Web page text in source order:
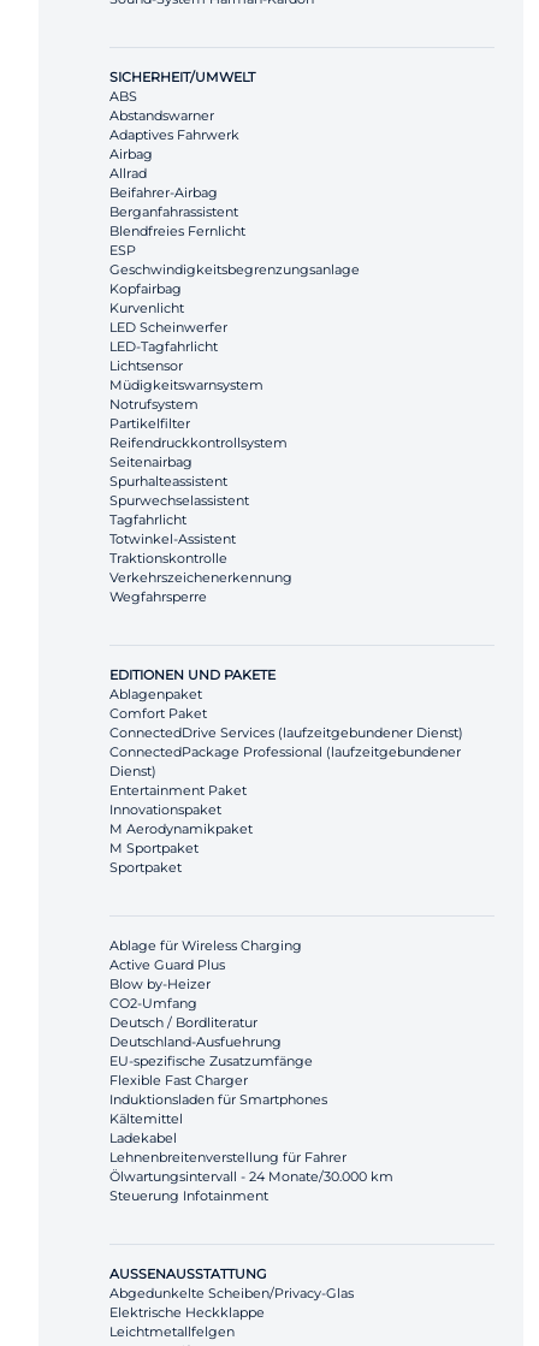
SICHERHEIT/UMWELT
ABS
Abstandswarner
Adaptives Fahrwerk
Airbag
Allrad
Beifahrer-Airbag
Berganfahrassistent
Blendfreies Fernlicht
ESP
Geschwindigkeitsbegrenzungsanlage
Kopfairbag
Kurvenlicht
LED Scheinwerfer
LED-Tagfahrlicht
Lichtsensor
Müdigkeitswarnsystem
Notrufsystem
Partikelfilter
Reifendruckkontrollsystem
Seitenairbag
Spurhalteassistent
Spurwechselassistent
Tagfahrlicht
Totwinkel-Assistent
Traktionskontrolle
Verkehrszeichenerkennung
Wegfahrsperre
EDITIONEN UND PAKETE
Ablagenpaket
Comfort Paket
ConnectedDrive Services (laufzeitgebundener Dienst)
ConnectedPackage Professional (laufzeitgebundener
Dienst)
Entertainment Paket
Innovationspaket
M Aerodynamikpaket
M Sportpaket
Sportpaket
Ablage für Wireless Charging
Active Guard Plus
Blow by-Heizer
CO2-Umfang
Deutsch / Bordliteratur
Deutschland-Ausfuehrung
EU-spezifische Zusatzumfänge
Flexible Fast Charger
Induktionsladen für Smartphones
Kältemittel
Ladekabel
Lehnenbreitenverstellung für Fahrer
Ölwartungsintervall - 24 Monate/30.000 km
Steuerung Infotainment
AUSSENAUSSTATTUNG
Abgedunkelte Scheiben/Privacy-Glas
Elektrische Heckklappe
Leichtmetallfelgen